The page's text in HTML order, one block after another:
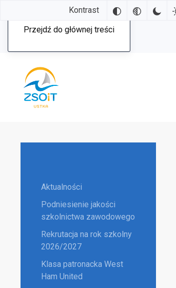
Kontrast
Przejdź do głównej treści
Aktualności
Podniesienie jakości
szkolnictwa zawodowego
Rekrutacja na rok szkolny
2026/2027
Klasa patronacka West
Ham United